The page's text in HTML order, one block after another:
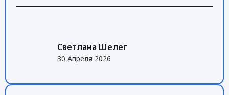
Светлана Шелег
30 Апреля 2026